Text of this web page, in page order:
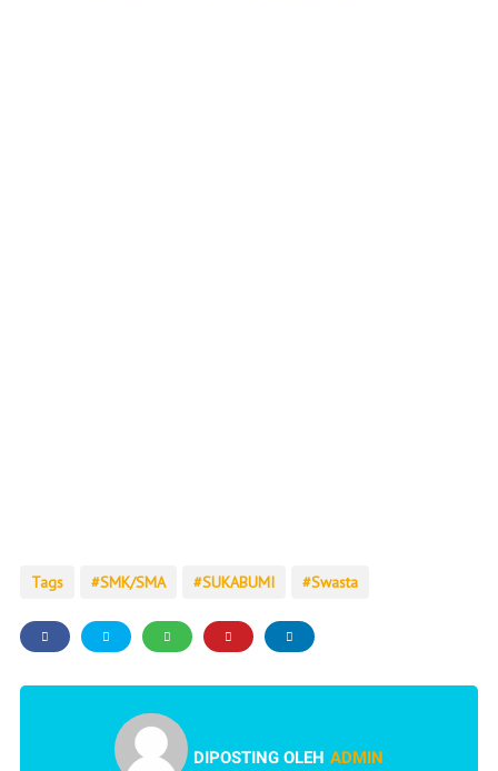
Tags SMK/SMA SUKABUMI Swasta
DIPOSTING OLEH ADMIN